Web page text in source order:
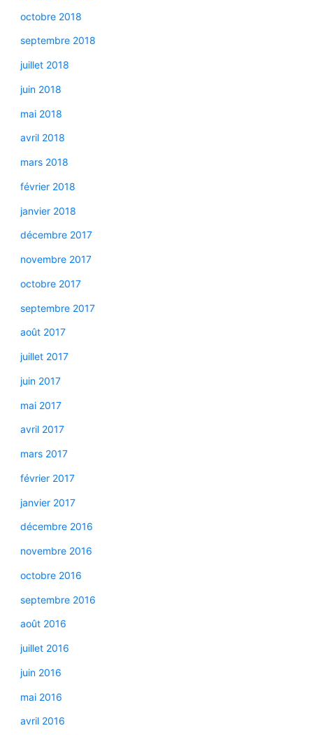
octobre 2018
septembre 2018
juillet 2018
juin 2018
mai 2018
avril 2018
mars 2018
février 2018
janvier 2018
décembre 2017
novembre 2017
octobre 2017
septembre 2017
août 2017
juillet 2017
juin 2017
mai 2017
avril 2017
mars 2017
février 2017
janvier 2017
décembre 2016
novembre 2016
octobre 2016
septembre 2016
août 2016
juillet 2016
juin 2016
mai 2016
avril 2016